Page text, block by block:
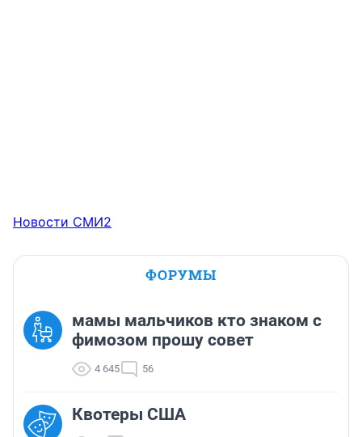
Новости СМИ2
ФОРУМЫ
мамы мальчиков кто знаком с
фимозом прошу совет
4 645 56
Квотеры США